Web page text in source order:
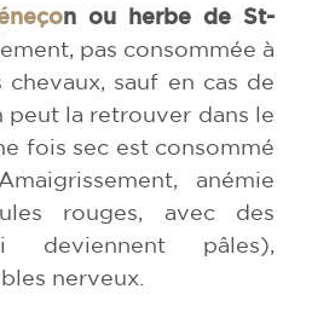
n ou herbe de St-
pas consommée à
chevaux, sauf en cas de
peut la retrouver dans le
fois sec est consommé
anémie
rouges, avec des
deviennent pâles),
nerveux.